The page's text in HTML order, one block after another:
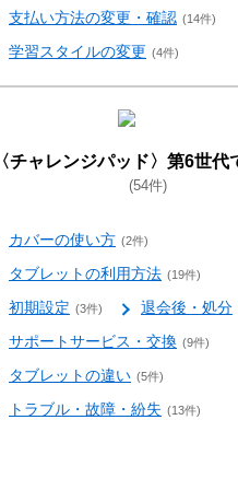
支払い方法の変更・確認 (14件)
学習スタイルの変更 (4件)
〈チャレンジパッド〉第6世代
(54件)
カバーの使い方 (2件)
タブレットの利用方法 (19件)
初期設定 (3件)
退会後・処分
サポートサービス・交換 (9件)
タブレットの違い (5件)
トラブル・故障・紛失 (13件)